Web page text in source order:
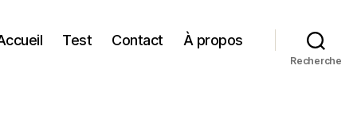
Test Contact À propos
Recherche